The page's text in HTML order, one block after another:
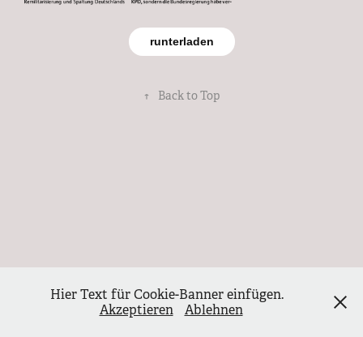
runterladen
↑ Back to Top
Hier Text für Cookie-Banner einfügen.
Akzeptieren
Ablehnen